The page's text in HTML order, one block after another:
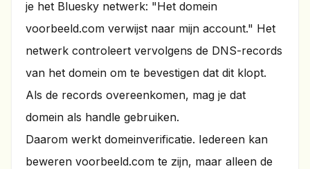
je het Bluesky netwerk: "Het domein
voorbeeld.com verwijst naar mijn account." Het
netwerk controleert vervolgens de DNS-records
van het domein om te bevestigen dat dit klopt.
Als de records overeenkomen, mag je dat
domein als handle gebruiken.
Daarom werkt domeinverificatie. Iedereen kan
beweren voorbeeld.com te zijn, maar alleen de